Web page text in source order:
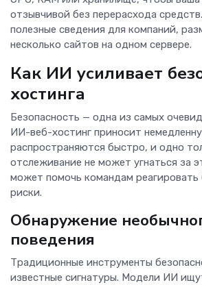
отзывчивой без перерасхода
полезные сведения для компаний,
несколько сайтов на одном сервере.
Как ИИ усиливает
хостинга
Безопасность — одна из самых
ИИ-веб-хостинг приносит
распространяются быстро, и одно
отслеживание не может угнаться за
может помочь командам
риски.
Обнаружение
поведения
Традиционные инструменты
известные сигнатуры. Модели ИИ